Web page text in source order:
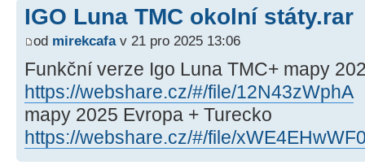
IGO Luna TMC okolní státy.rar
od mirekcafav 21 pro 2025 13:06
Funkční verze Igo Luna TMC+ mapy
https://webshare.cz/#/file/12N43zWphA
mapy 2025 Evropa + Turecko
https://webshare.cz/#/file/